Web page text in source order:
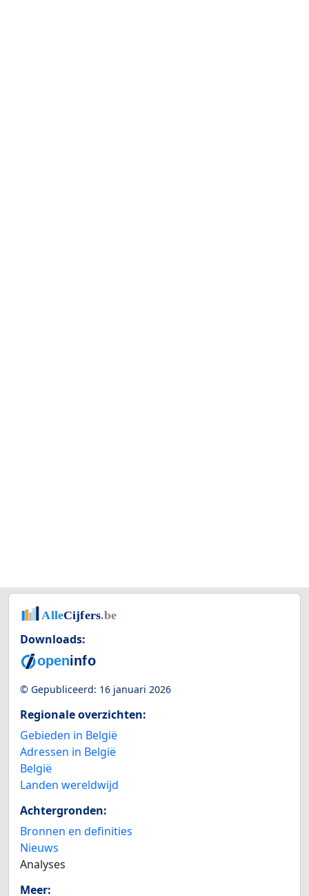
Downloads:
© Gepubliceerd: 16 januari 2026
Regionale overzichten:
Gebieden in België
Adressen in België
België
Landen wereldwijd
Achtergronden:
Bronnen en definities
Nieuws
Analyses
Meer: